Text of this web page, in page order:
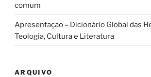
comum
Apresentação – Dicionário Global das
Teologia, Cultura e Literatura
ARQUIVO